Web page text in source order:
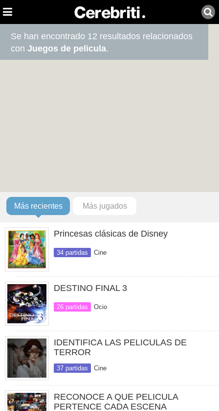
Se han encontrado 12 resultados relacionados
conJuegos de pelicula.
Más recientes Más jugados
Princesas clásicas de Disney
34 partidas Cine
DESTINO FINAL 3
26 partidas Ocio
IDENTIFICA LAS PELICULAS DE
TERROR
37 partidas Cine
RECONOCE A QUE PELICULA
PERTENCE CADA ESCENA